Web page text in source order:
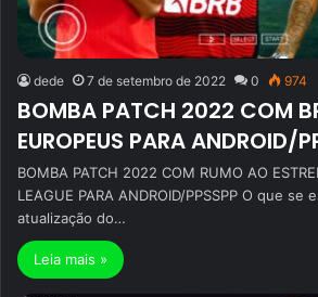
dede 7 de setembro de 2022 0 974
BOMBA PATCH 2022 COM
EUROPEUS PARA ANDROID/
BOMBA PATCH 2022 COM RUMO AO
LEAGUE PARA ANDROID/PPSSPP O que se
atualização do…
Leia mais »